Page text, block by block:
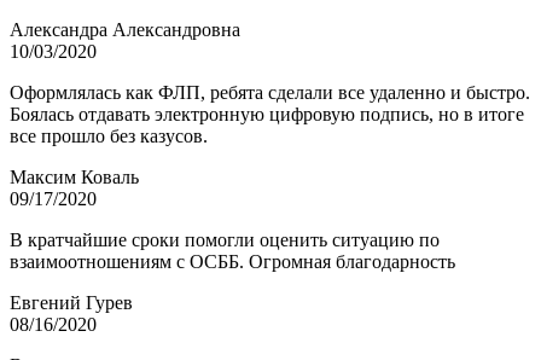
Александра Александровна
10/03/2020
Оформлялась как ФЛП, ребята сделали все удаленно и быстро.
Боялась отдавать электронную цифровую подпись, но в итоге
все прошло без казусов.
Максим Коваль
09/17/2020
В кратчайшие сроки помогли оценить ситуацию по
взаимоотношениям с ОСББ. Огромная благодарность
Евгений Гурев
08/16/2020